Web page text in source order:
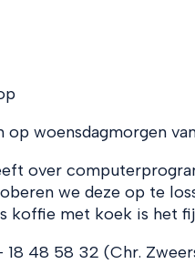
woensdagmorgen
over
we deze op te
koffie met koek is het
48 58 32 (Chr.